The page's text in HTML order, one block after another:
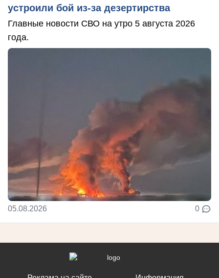
устроили бой из-за дезертирства
Главные новости СВО на утро 5 августа 2026
года.
05.08.2026 0